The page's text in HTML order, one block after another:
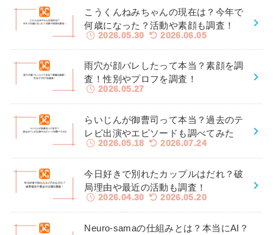
こうくんねみちゃんの現在は？今年で
何歳になった？活動や素顔も調査！
2026.05.30 2026.06.05
雨穴が顔バレしたって本当？素顔を調
査！性別やプロフを調査！
2026.05.27
らいじんが御曹司って本当？過去のテ
レビ出演やエピソードも調べてみた
2026.05.18 2026.07.24
今日好きで別れたカップルはだれ？破
局理由や最近の活動も調査！
2026.04.30 2026.05.20
Neuro-samaの仕組みとは？本当にAI？